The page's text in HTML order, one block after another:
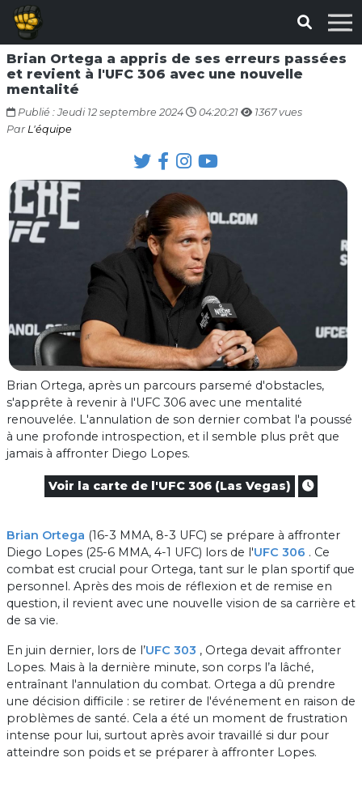
Brian Ortega a appris de ses erreurs passées
et revient à l'UFC 306 avec une nouvelle
mentalité
Publié : Jeudi 12 septembre 2024 04:20:21
1367 vues
Par L'équipe
Brian Ortega, après un parcours parsemé d'obstacles,
s'apprête à revenir à l'UFC 306 avec une mentalité
renouvelée. L'annulation de son dernier combat l'a poussé
à une profonde introspection, et il semble plus prêt que
jamais à affronter Diego Lopes.
Voir la carte de l'UFC 306 (Las Vegas)
Brian Ortega (16-3 MMA, 8-3 UFC) se prépare à affronter
Diego Lopes (25-6 MMA, 4-1 UFC) lors de l'UFC 306 . Ce
combat est crucial pour Ortega, tant sur le plan sportif que
personnel. Après des mois de réflexion et de remise en
question, il revient avec une nouvelle vision de sa carrière et
de sa vie.
En juin dernier, lors de l’UFC 303 , Ortega devait affronter
Lopes. Mais à la dernière minute, son corps l’a lâché,
entraînant l'annulation du combat. Ortega a dû prendre
une décision difficile : se retirer de l'événement en raison de
problèmes de santé. Cela a été un moment de frustration
intense pour lui, surtout après avoir travaillé si dur pour
atteindre son poids et se préparer à affronter Lopes.